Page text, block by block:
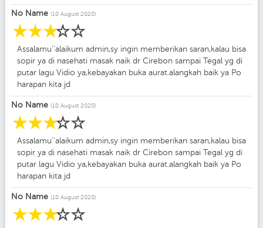
No Name (10 August 2020)
☆
☆
☆
☆
☆
Assalamu''alaikum admin,sy ingin memberikan saran,kalau bisa
sopir ya di nasehati masak naik dr Cirebon sampai Tegal yg di
putar lagu Vidio ya,kebayakan buka aurat.alangkah baik ya Po
harapan kita jd
No Name (10 August 2020)
☆
☆
☆
☆
☆
Assalamu''alaikum admin,sy ingin memberikan saran,kalau bisa
sopir ya di nasehati masak naik dr Cirebon sampai Tegal yg di
putar lagu Vidio ya,kebayakan buka aurat.alangkah baik ya Po
harapan kita jd
No Name (10 August 2020)
☆
☆
☆
☆
☆